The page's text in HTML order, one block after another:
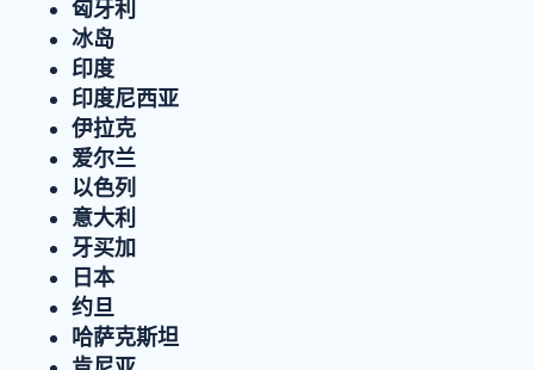
匈牙利
冰岛
印度
印度尼西亚
伊拉克
爱尔兰
以色列
意大利
牙买加
日本
约旦
哈萨克斯坦